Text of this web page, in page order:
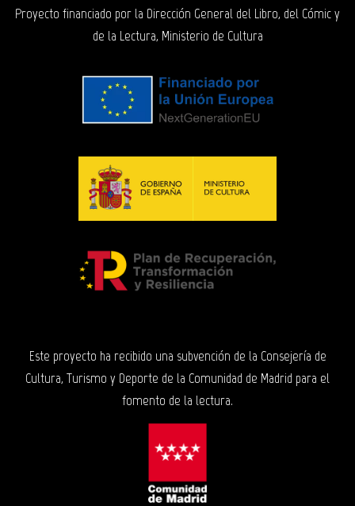
Proyecto financiado por la Dirección General del Libro, del Cómic y
de la Lectura, Ministerio de Cultura
Este proyecto ha recibido una subvención de la Consejería de
Cultura, Turismo y Deporte de la Comunidad de Madrid para el
fomento de la lectura.